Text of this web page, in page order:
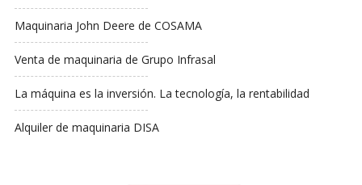
Maquinaria John Deere de COSAMA
Venta de maquinaria de Grupo Infrasal
La máquina es la inversión. La tecnología, la rentabilidad
Alquiler de maquinaria DISA